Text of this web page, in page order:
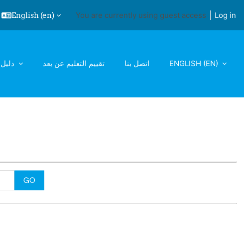
search input
English ‎(en)‎ You are currently using guest access Log in
تقييم التعليم عن بعد اتصل بنا ENGLISH ‎(EN)‎